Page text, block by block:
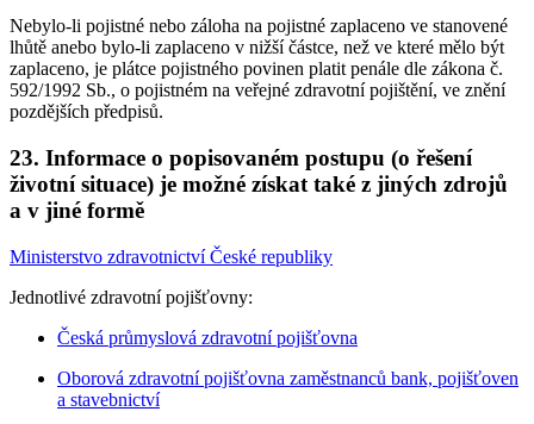
Nebylo-li pojistné nebo záloha na pojistné zaplaceno ve stanovené
lhůtě anebo bylo-li zaplaceno v nižší částce, než ve které mělo být
zaplaceno, je plátce pojistného povinen platit penále dle zákona č.
592/1992 Sb., o pojistném na veřejné zdravotní pojištění, ve znění
pozdějších předpisů.
23. Informace o popisovaném postupu (o řešení
životní situace) je možné získat také z jiných zdrojů
a v jiné formě
Ministerstvo zdravotnictví České republiky
Jednotlivé zdravotní pojišťovny:
Česká průmyslová zdravotní pojišťovna
Oborová zdravotní pojišťovna zaměstnanců bank, pojišťoven
a stavebnictví